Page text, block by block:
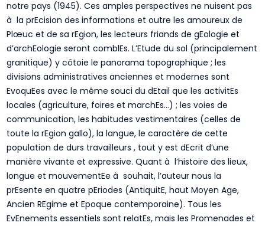
notre pays (1945). Ces amples perspectives ne nuisent pas
à la prEcision des informations et outre les amoureux de
Plœuc et de sa rEgion, les lecteurs friands de gEologie et
d’archEologie seront comblEs. L’Etude du sol (principalement
granitique) y côtoie le panorama topographique ; les
divisions administratives anciennes et modernes sont
EvoquEes avec le même souci du dEtail que les activitEs
locales (agriculture, foires et marchEs…) ; les voies de
communication, les habitudes vestimentaires (celles de
toute la rEgion gallo), la langue, le caractère de cette
population de durs travailleurs , tout y est dEcrit d’une
manière vivante et expressive. Quant à l’histoire des lieux,
longue et mouvementEe à souhait, l’auteur nous la
prEsente en quatre pEriodes (AntiquitE, haut Moyen Age,
Ancien REgime et Epoque contemporaine). Tous les
EvEnements essentiels sont relatEs, mais les Promenades et